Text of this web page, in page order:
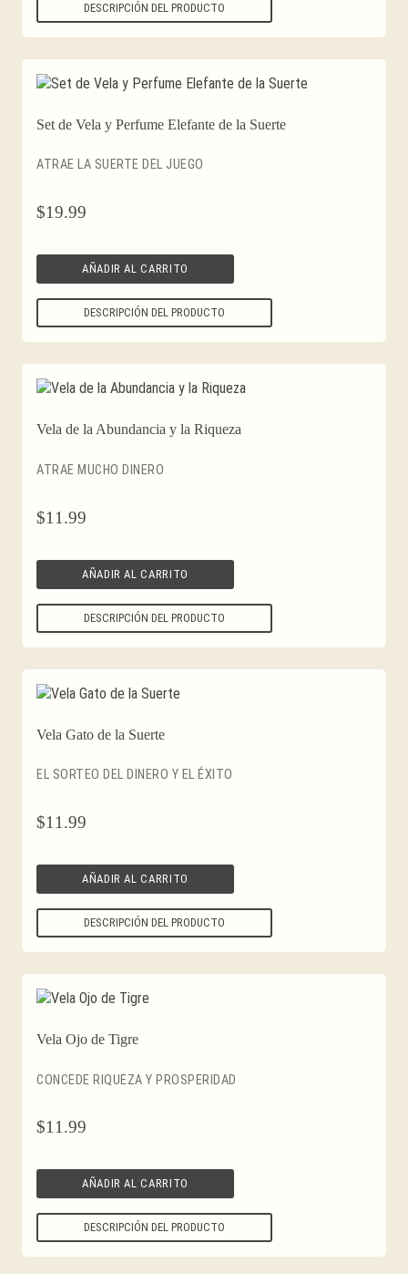
DESCRIPCIÓN DEL PRODUCTO
Set de Vela y Perfume Elefante de la Suerte
ATRAE LA SUERTE DEL JUEGO
$19.99
AÑADIR AL CARRITO
DESCRIPCIÓN DEL PRODUCTO
Vela de la Abundancia y la Riqueza
ATRAE MUCHO DINERO
$11.99
AÑADIR AL CARRITO
DESCRIPCIÓN DEL PRODUCTO
Vela Gato de la Suerte
EL SORTEO DEL DINERO Y EL ÉXITO
$11.99
AÑADIR AL CARRITO
DESCRIPCIÓN DEL PRODUCTO
Vela Ojo de Tigre
CONCEDE RIQUEZA Y PROSPERIDAD
$11.99
AÑADIR AL CARRITO
DESCRIPCIÓN DEL PRODUCTO